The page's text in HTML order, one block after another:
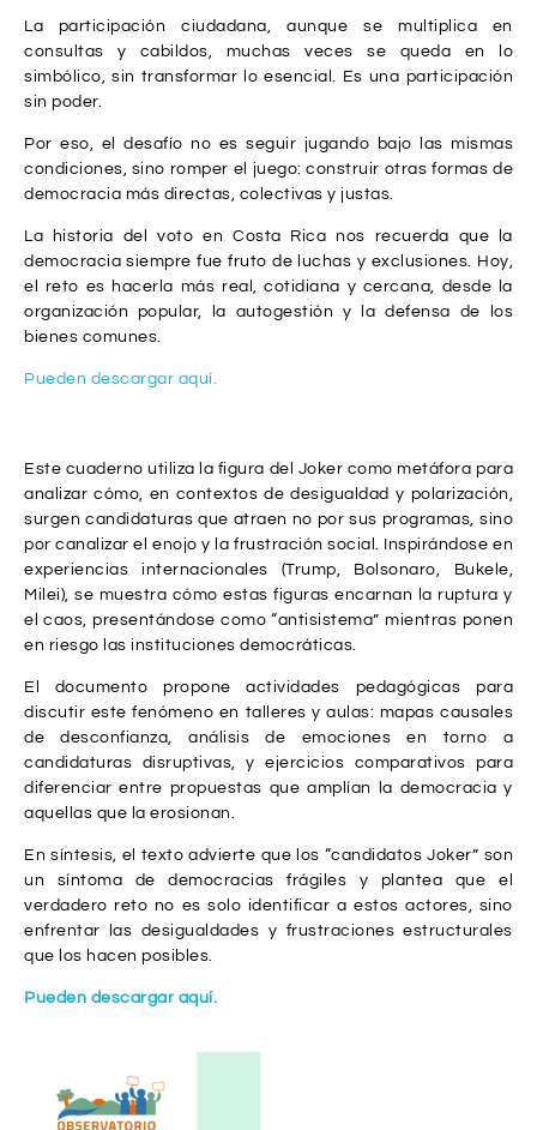
La participación ciudadana, aunque se multiplica en
consultas y cabildos, muchas veces se queda en lo
simbólico, sin transformar lo esencial. Es una participación
sin poder.
Por eso, el desafío no es seguir jugando bajo las mismas
condiciones, sino romper el juego: construir otras formas de
democracia más directas, colectivas y justas.
La historia del voto en Costa Rica nos recuerda que la
democracia siempre fue fruto de luchas y exclusiones. Hoy,
el reto es hacerla más real, cotidiana y cercana, desde la
organización popular, la autogestión y la defensa de los
bienes comunes.
Pueden descargar aquí.
Este cuaderno utiliza la figura del Joker como metáfora para
analizar cómo, en contextos de desigualdad y polarización,
surgen candidaturas que atraen no por sus programas, sino
por canalizar el enojo y la frustración social. Inspirándose en
experiencias internacionales (Trump, Bolsonaro, Bukele,
Milei), se muestra cómo estas figuras encarnan la ruptura y
el caos, presentándose como “antisistema” mientras ponen
en riesgo las instituciones democráticas.
El documento propone actividades pedagógicas para
discutir este fenómeno en talleres y aulas: mapas causales
de desconfianza, análisis de emociones en torno a
candidaturas disruptivas, y ejercicios comparativos para
diferenciar entre propuestas que amplían la democracia y
aquellas que la erosionan.
En síntesis, el texto advierte que los “candidatos Joker” son
un síntoma de democracias frágiles y plantea que el
verdadero reto no es solo identificar a estos actores, sino
enfrentar las desigualdades y frustraciones estructurales
que los hacen posibles.
Pueden descargar aquí.